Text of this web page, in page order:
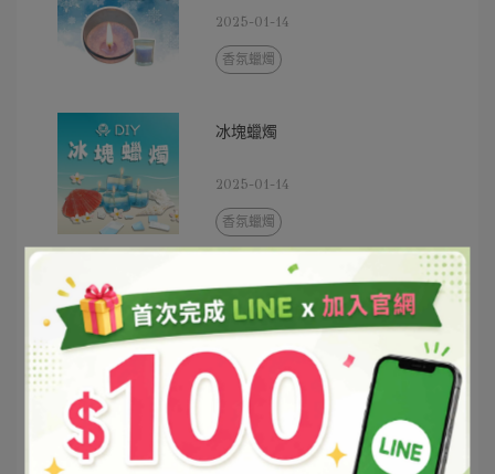
2025-01-14
香氛蠟燭
冰塊蠟燭
2025-01-14
香氛蠟燭
繽紛汽水果凍蠟燭
2025-01-14
香氛蠟燭
繽紛果凍蠟燭